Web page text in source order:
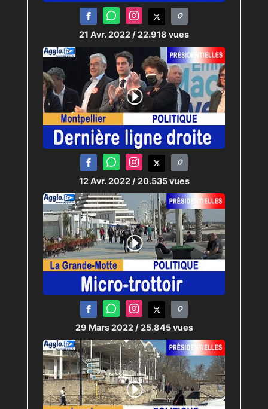
21 Avr. 2022 / 22.918 vues
12 Avr. 2022 / 20.535 vues
29 Mars 2022 / 25.845 vues